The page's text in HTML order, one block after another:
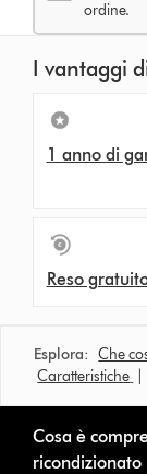
ordine.
I vantaggi
1 anno di
Reso
Esplora: Che
Caratteristiche
Cosa è
ricondizionato